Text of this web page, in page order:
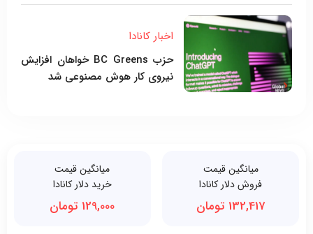
اخبار کانادا
حزب BC Greens خواهان افزایش
نیروی کار هوش مصنوعی شد
میانگین قیمت
فروش دلار کانادا
132,417 تومان
میانگین قیمت
خرید دلار کانادا
129,000 تومان